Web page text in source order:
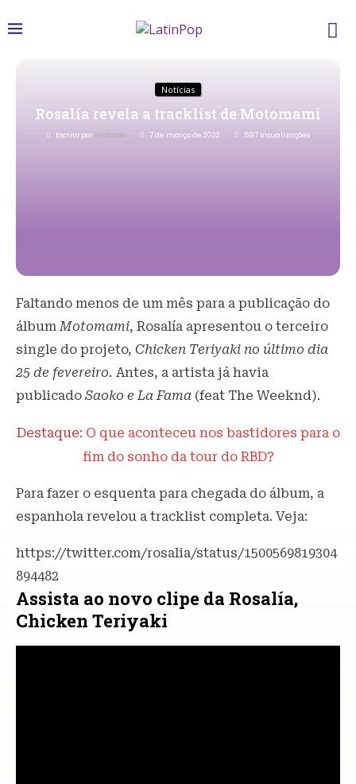
Notícias
Rosalía revela a tracklist de Motomami
Escrito por Redacao 7 de março de 2022 597Visualizações
Faltando menos de um mês para a publicação do
álbumMotomami, Rosalía apresentou o terceiro
single do projeto, Chicken Teriyaki no último dia
25 de fevereiro. Antes, a artista já havia
publicado Saoko e La Fama (feat The Weeknd).
Destaque: O que aconteceu nos bastidores para o
fim do sonho da tour do RBD?
Para fazer o esquenta para chegada do álbum, a
espanhola revelou a tracklist completa. Veja:
https://twitter.com/rosalia/status/1500569819304
894482
Assista ao novo clipe da Rosalía,
Chicken Teriyaki